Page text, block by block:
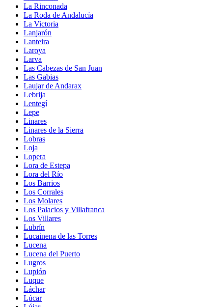
La Rinconada
La Roda de Andalucía
La Victoria
Lanjarón
Lanteira
Laroya
Larva
Las Cabezas de San Juan
Las Gabias
Laujar de Andarax
Lebrija
Lentegí
Lepe
Linares
Linares de la Sierra
Lobras
Loja
Lopera
Lora de Estepa
Lora del Río
Los Barrios
Los Corrales
Los Molares
Los Palacios y Villafranca
Los Villares
Lubrín
Lucainena de las Torres
Lucena
Lucena del Puerto
Lugros
Lupión
Luque
Láchar
Lúcar